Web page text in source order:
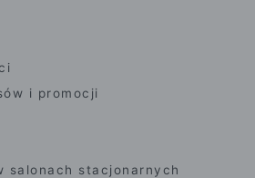
i promocji
salonach stacjonarnych